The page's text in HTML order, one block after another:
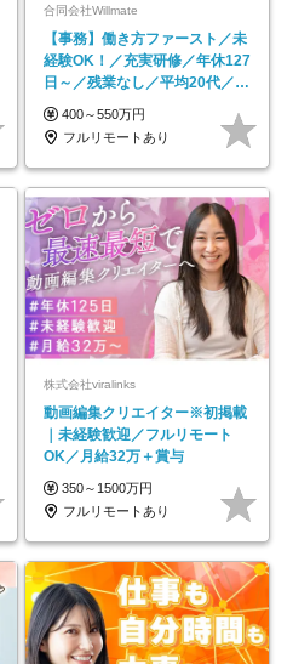
合同会社Willmate
【事務】働き方ファースト／未
経験OK！／充実研修／年休127
日～／残業なし／平均20代／リ
モートOK
400～550万円
フルリモートあり
株式会社viralinks
動画編集クリエイター※初掲載
｜未経験歓迎／フルリモート
OK／月給32万＋賞与
350～1500万円
フルリモートあり